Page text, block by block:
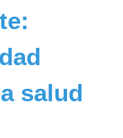
salud